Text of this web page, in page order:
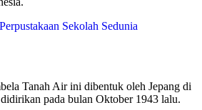
Sekolah Sedunia
Tanah Air ini dibentuk oleh Jepang di
pada bulan Oktober 1943 lalu.